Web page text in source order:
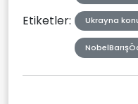
Etiketler: Ukrayna